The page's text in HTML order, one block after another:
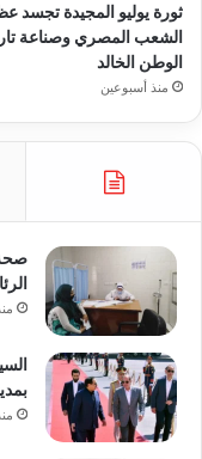
ثورة يوليو المجيدة تجسد
الشعب المصري وصناعة
الوطن الخالد
منذ أسبوعين